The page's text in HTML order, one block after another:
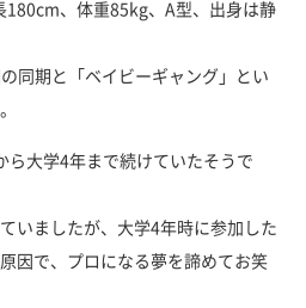
180cm、体重85kg、A型、出身は静
同期と「ベイビーギャング」とい
ら大学4年まで続けていたそうで
いましたが、大学4年時に参加した
因で、プロになる夢を諦めてお笑